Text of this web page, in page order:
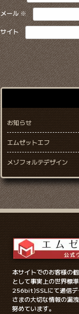
メール※
サイト
お知らせ
エムゼットエフ
メゾフォルテデザイン
本サイトでのお客様の
として事実上の世界標
256bit)SSLにて通信デ
さまの大切な情報の漏
努めています。